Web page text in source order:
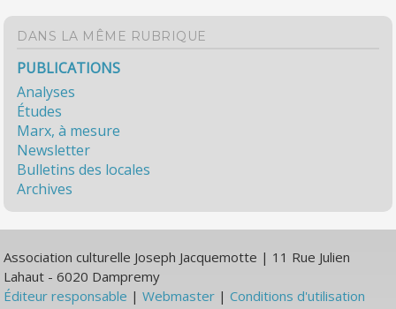
DANS LA MÊME RUBRIQUE
PUBLICATIONS
Analyses
Études
Marx, à mesure
Newsletter
Bulletins des locales
Archives
Association culturelle Joseph Jacquemotte | 11 Rue Julien
Lahaut - 6020 Dampremy
Éditeur responsable |Webmaster |Conditions d'utilisation